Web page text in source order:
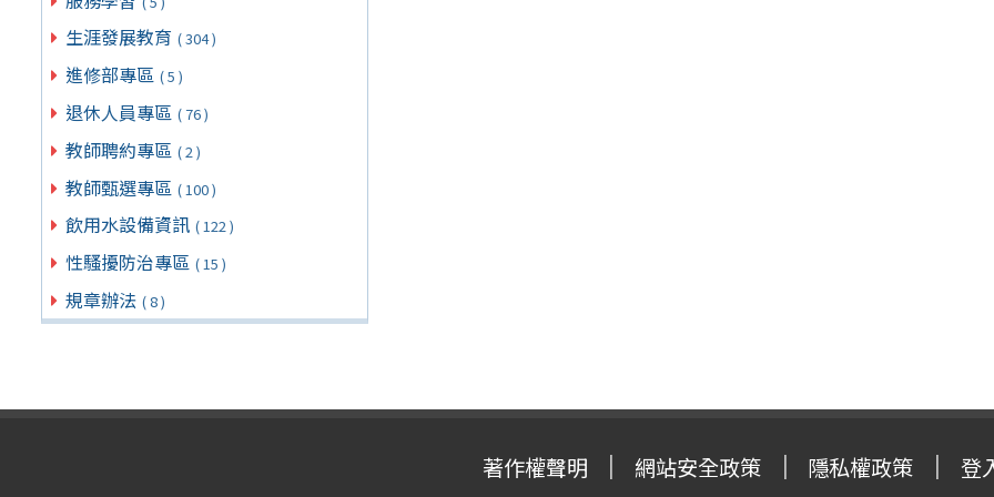
生涯發展教育 ( 304 )
進修部專區 ( 5 )
退休人員專區 ( 76 )
教師聘約專區 ( 2 )
教師甄選專區 ( 100 )
飲用水設備資訊 ( 122 )
性騷擾防治專區 ( 15 )
規章辦法 ( 8 )
著作權聲明 網站安全政策 隱私權政策 登